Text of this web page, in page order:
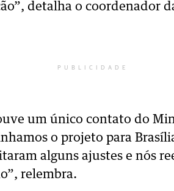
detalha o coordenador
PUBLICIDADE
um único contato do
o projeto para
alguns ajustes e nós
relembra.